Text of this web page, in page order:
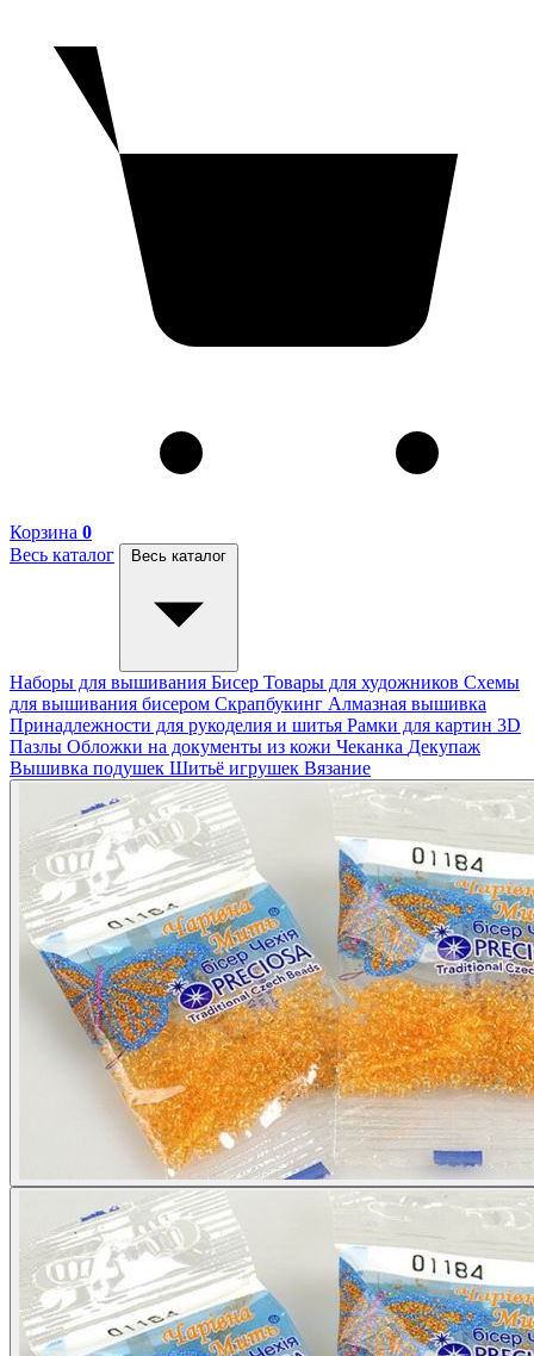
Корзина 0
Весь каталог
Весь каталог
Наборы для вышивания Бисер Товары для художников Схемы
для вышивания бисером Скрапбукинг Алмазная вышивка
Принадлежности для рукоделия и шитья Рамки для картин 3D
Пазлы Обложки на документы из кожи Чеканка Декупаж
Вышивка подушек Шитьё игрушек Вязание